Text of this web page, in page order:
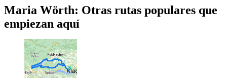
Maria Wörth: Otras rutas populares que
empiezan aquí